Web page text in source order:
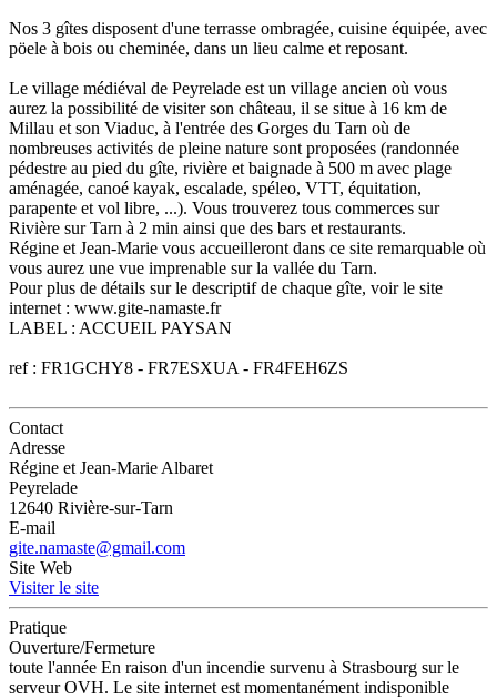
Nos 3 gîtes disposent d'une terrasse ombragée, cuisine équipée, avec
pöele à bois ou cheminée, dans un lieu calme et reposant.
Le village médiéval de Peyrelade est un village ancien où vous
aurez la possibilité de visiter son château, il se situe à 16 km de
Millau et son Viaduc, à l'entrée des Gorges du Tarn où de
nombreuses activités de pleine nature sont proposées (randonnée
pédestre au pied du gîte, rivière et baignade à 500 m avec plage
aménagée, canoé kayak, escalade, spéleo, VTT, équitation,
parapente et vol libre, ...). Vous trouverez tous commerces sur
Rivière sur Tarn à 2 min ainsi que des bars et restaurants.
Régine et Jean-Marie vous accueilleront dans ce site remarquable où
vous aurez une vue imprenable sur la vallée du Tarn.
Pour plus de détails sur le descriptif de chaque gîte, voir le site
internet : www.gite-namaste.fr
LABEL : ACCUEIL PAYSAN
ref : FR1GCHY8 - FR7ESXUA - FR4FEH6ZS
Contact
Adresse
Régine et Jean-Marie Albaret
Peyrelade
12640 Rivière-sur-Tarn
E-mail
gite.namaste@gmail.com
Site Web
Visiter le site
Pratique
Ouverture/Fermeture
toute l'année En raison d'un incendie survenu à Strasbourg sur le
serveur OVH. Le site internet est momentanément indisponible